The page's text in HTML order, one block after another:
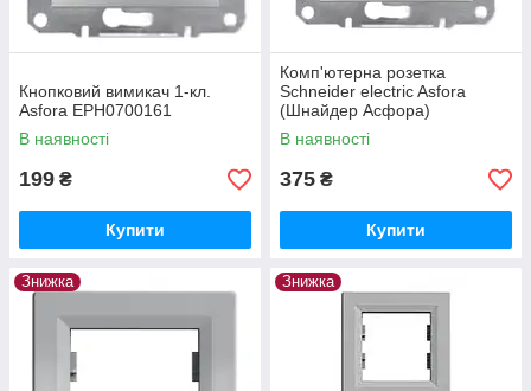
Кнопковий вимикач 1-кл.
Asfora EPH0700161
В наявності
199 ₴
Купити
Комп'ютерна розетка
Schneider electric Asfora
(Шнайдер Асфора)
В наявності
375 ₴
Купити
Знижка Знижка